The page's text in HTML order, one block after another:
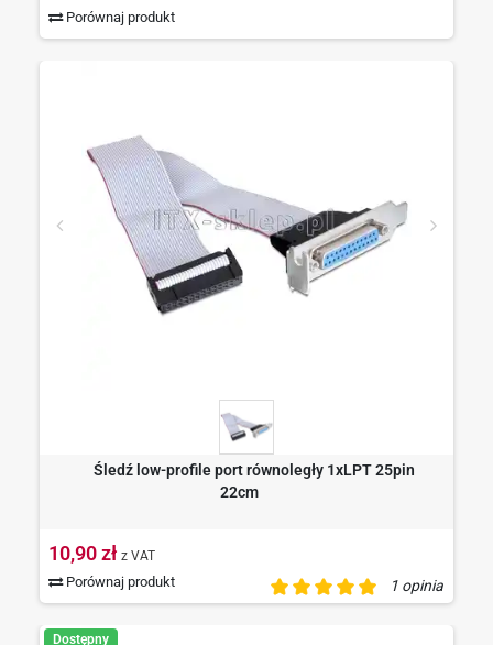
Porównaj produkt
1 opinia
Śledź low-profile port równoległy 1xLPT 25pin
22cm
10,90 zł z VAT
Porównaj produkt
Dostępny